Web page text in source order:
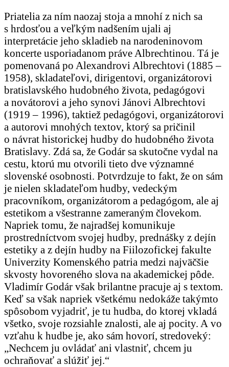
Priatelia za ním naozaj stoja a mnohí z nich sa
s hrdosťou a veľkým nadšením ujali aj
interpretácie jeho skladieb na narodeninovom
koncerte usporiadanom práve Albrechtinou. Tá je
pomenovaná po Alexandrovi Albrechtovi (1885 –
1958), skladateľovi, dirigentovi, organizátorovi
bratislavského hudobného života, pedagógovi
a novátorovi a jeho synovi Jánovi Albrechtovi
(1919 – 1996), taktiež pedagógovi, organizátorovi
a autorovi mnohých textov, ktorý sa pričinil
o návrat historickej hudby do hudobného života
Bratislavy. Zdá sa, že Godár sa skutočne vydal na
cestu, ktorú mu otvorili tieto dve významné
slovenské osobnosti. Potvrdzuje to fakt, že on sám
je nielen skladateľom hudby, vedeckým
pracovníkom, organizátorom a pedagógom, ale aj
estetikom a všestranne zameraným človekom.
Napriek tomu, že najradšej komunikuje
prostredníctvom svojej hudby, prednášky z dejín
estetiky a z dejín hudby na Fiilozofickej fakulte
Univerzity Komenského patria medzi najväčšie
skvosty hovoreného slova na akademickej pôde.
Vladimír Godár však brilantne pracuje aj s textom.
Keď sa však napriek všetkému nedokáže takýmto
spôsobom vyjadriť, je tu hudba, do ktorej vkladá
všetko, svoje rozsiahle znalosti, ale aj pocity. A vo
vzťahu k hudbe je, ako sám hovorí, stredoveký:
„Nechcem ju ovládať ani vlastniť, chcem ju
ochraňovať a slúžiť jej.“